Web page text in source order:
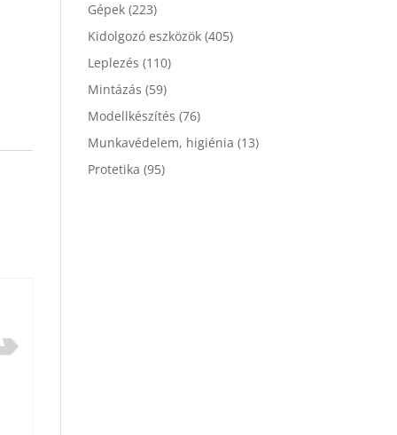
Gépek (223)
Kidolgozó eszközök (405)
Leplezés (110)
Mintázás (59)
Modellkészítés (76)
Munkavédelem, higiénia (13)
Protetika (95)